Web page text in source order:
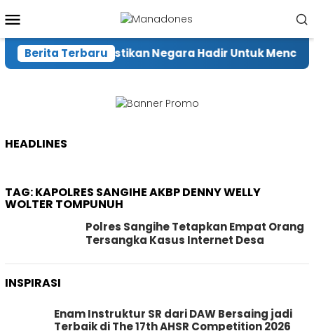
ke
kontenMobile
Berita Terbaru
Menhut Pastikan Negara Hadir Untuk
HEADLINES
TAG:KAPOLRES SANGIHE AKBP DENNY WELLY
WOLTER TOMPUNUH
Polres Sangihe Tetapkan Empat Orang
Tersangka Kasus Internet Desa
INSPIRASI
Enam Instruktur SR dari DAW Bersaing jadi
Terbaik di The 17th AHSR Competition 2026